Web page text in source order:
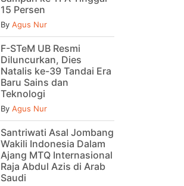
15 Persen
By Agus Nur
F-STeM UB Resmi
Diluncurkan, Dies
Natalis ke-39 Tandai Era
Baru Sains dan
Teknologi
By Agus Nur
Santriwati Asal Jombang
Wakili Indonesia Dalam
Ajang MTQ Internasional
Raja Abdul Azis di Arab
Saudi